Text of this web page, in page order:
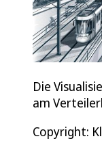
Die
am
Copyright: